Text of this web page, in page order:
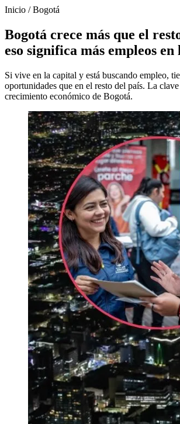
Inicio /Bogotá
Bogotá crece más que el
eso significa más empleos
Si vive en la capital y está buscando empleo,
oportunidades que en el resto del país. La clave
crecimiento económico de Bogotá.